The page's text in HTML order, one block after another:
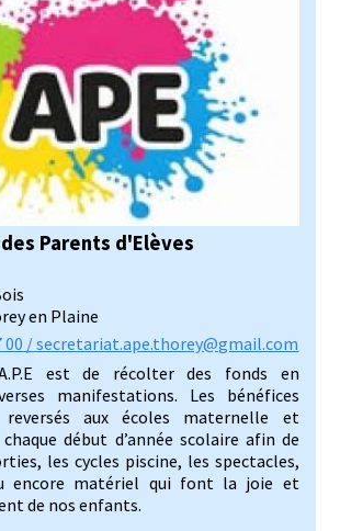
Parents d'Elèves
en Plaine
00 / secretariat.ape.thorey@gmail.com
est de récolter des fonds en
manifestations. Les bénéfices
aux écoles maternelle et
début d’année scolaire afin de
les cycles piscine, les spectacles,
encore matériel qui font la joie et
de nos enfants.